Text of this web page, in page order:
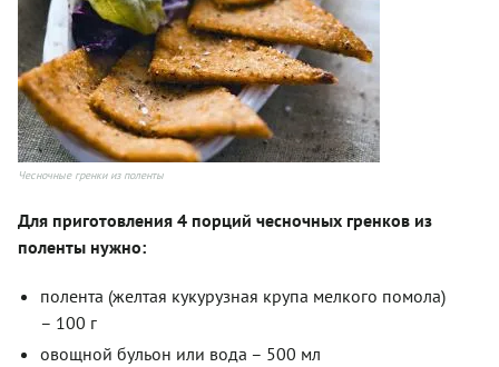
Чесночные гренки из поленты
Для приготовления 4 порций чесночных гренков из
поленты нужно:
полента (желтая кукурузная крупа мелкого помола)
– 100 г
овощной бульон или вода – 500 мл